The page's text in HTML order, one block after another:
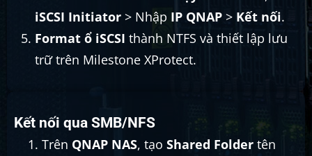
iSCSI Initiator > Nhập IP QNAP > Kết nối.
Format ổ iSCSI thành NTFS và thiết lập lưu
trữ trên Milestone XProtect.
Kết nối qua SMB/NFS
Trên QNAP NAS, tạo Shared Folder tên